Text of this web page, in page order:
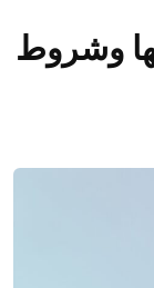
وشروط